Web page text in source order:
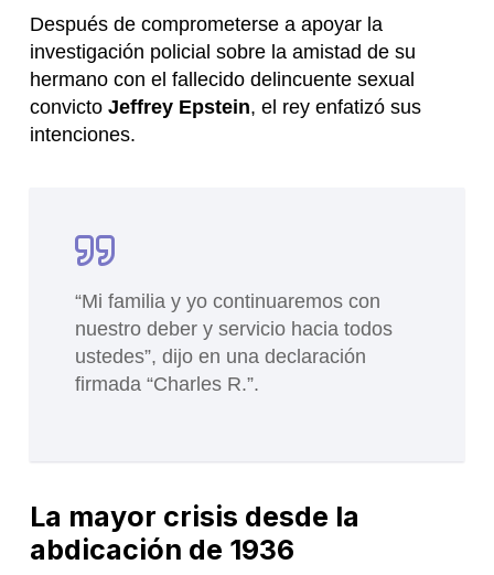
Después de comprometerse a apoyar la
investigación policial sobre la amistad de su
hermano con el fallecido delincuente sexual
convicto Jeffrey Epstein, el rey enfatizó sus
intenciones.
“Mi familia y yo continuaremos con
nuestro deber y servicio hacia todos
ustedes”, dijo en una declaración
firmada “Charles R.”.
La mayor crisis desde la
abdicación de 1936